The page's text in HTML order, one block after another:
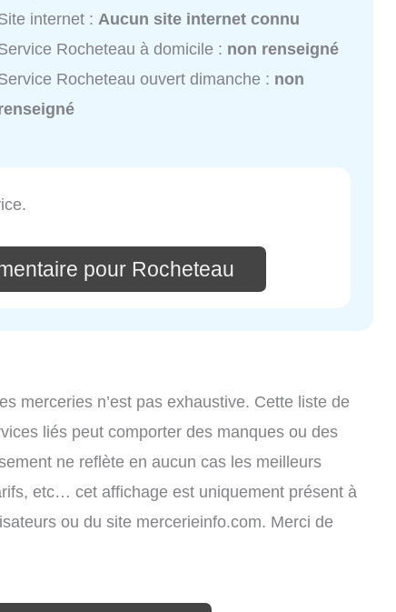
internet :Aucun site internet connu
Rocheteau à domicile : non renseigné
Rocheteau ouvert dimanche : non
pour Rocheteau
merceries n’est pas exhaustive. Cette liste de
liés peut comporter des manques ou des
ne reflète en aucun cas les meilleurs
etc… cet affichage est uniquement présent à
ou du site mercerieinfo.com. Merci de